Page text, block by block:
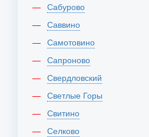
Сабурово
Саввино
Самотовино
Сапроново
Свердловский
Светлые Горы
Свитино
Селково